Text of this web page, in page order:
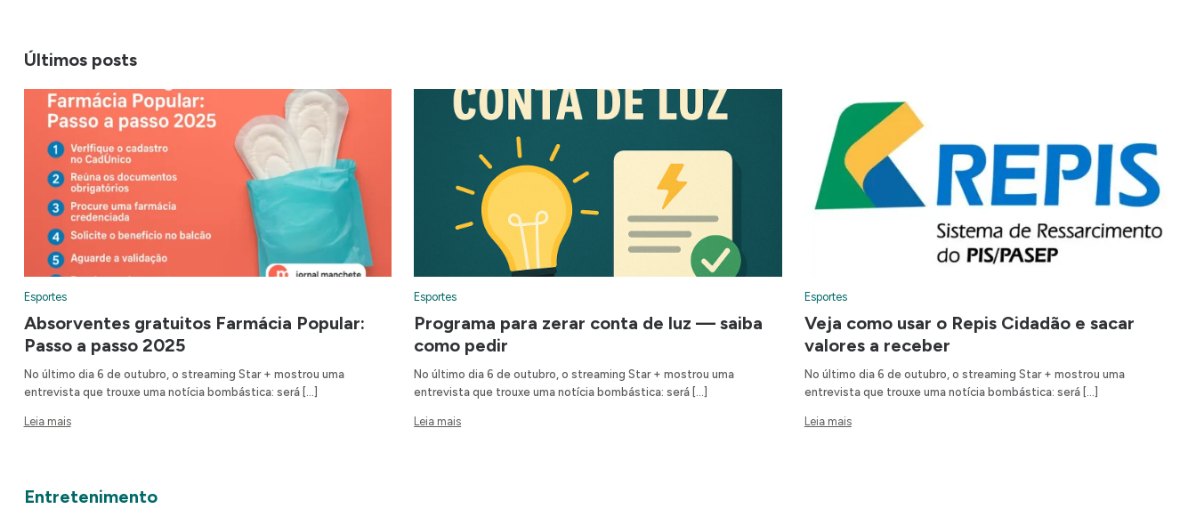
Últimos posts
Esportes
Absorventes gratuitos Farmácia Popular:
Passo a passo 2025
No último dia 6 de outubro, o streaming Star + mostrou uma
entrevista que trouxe uma notícia bombástica: será […]
Leia mais
Esportes
Programa para zerar conta de luz — saiba
como pedir
No último dia 6 de outubro, o streaming Star + mostrou uma
entrevista que trouxe uma notícia bombástica: será […]
Leia mais
Esportes
Veja como usar o Repis Cidadão e sacar
valores a receber
No último dia 6 de outubro, o streaming Star + mostrou uma
entrevista que trouxe uma notícia bombástica: será […]
Leia mais
Entretenimento